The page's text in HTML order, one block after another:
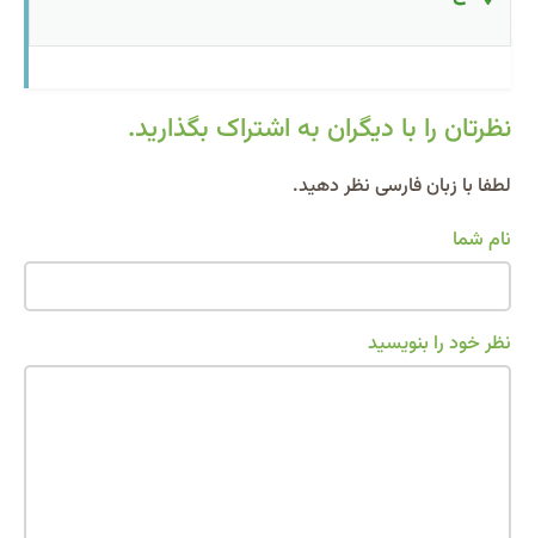
نظرتان را با دیگران به اشتراک بگذارید.
لطفا با زبان فارسی نظر دهید.
نام شما
نظر خود را بنویسید
Alternative: